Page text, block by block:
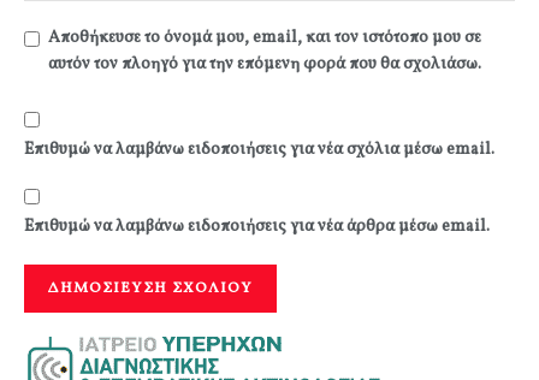
Αποθήκευσε το όνομά μου, email, και τον ιστότοπο μου σε
αυτόν τον πλοηγό για την επόμενη φορά που θα σχολιάσω.
Επιθυμώ να λαμβάνω ειδοποιήσεις για νέα σχόλια μέσω email.
Επιθυμώ να λαμβάνω ειδοποιήσεις για νέα άρθρα μέσω email.